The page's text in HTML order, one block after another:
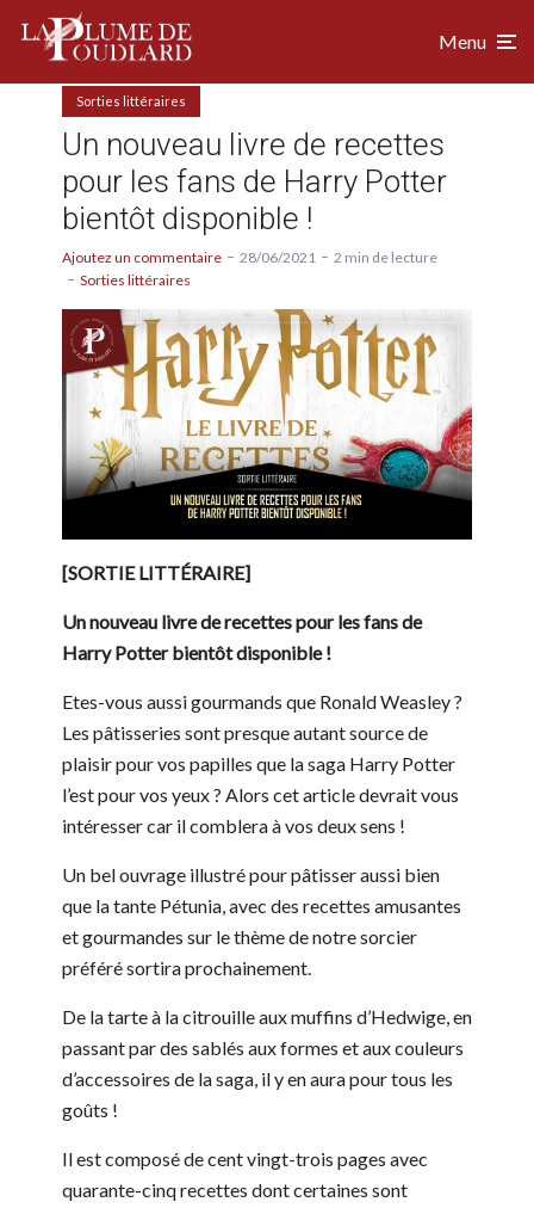
Menu
Sorties littéraires
Un nouveau livre de recettes
pour les fans de Harry Potter
bientôt disponible !
Ajoutez un commentaire 28/06/2021
2 min de lecture
Sorties littéraires
[SORTIE LITTÉRAIRE]
Un nouveau livre de recettes pour les fans de
Harry Potter bientôt disponible !
Etes-vous aussi gourmands que Ronald Weasley ?
Les pâtisseries sont presque autant source de
plaisir pour vos papilles que la saga Harry Potter
l’est pour vos yeux ? Alors cet article devrait vous
intéresser car il comblera à vos deux sens !
Un bel ouvrage illustré pour pâtisser aussi bien
que la tante Pétunia, avec des recettes amusantes
et gourmandes sur le thème de notre sorcier
préféré sortira prochainement.
De la tarte à la citrouille aux muffins d’Hedwige, en
passant par des sablés aux formes et aux couleurs
d’accessoires de la saga, il y en aura pour tous les
goûts !
Il est composé de cent vingt-trois pages avec
quarante-cinq recettes dont certaines sont